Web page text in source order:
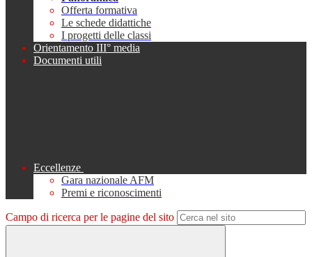
Offerta formativa
Le schede didattiche
I progetti delle classi
Orientamento III° media
Documenti utili
Eccellenze
Gara nazionale AFM
Premi e riconoscimenti
Campo di ricerca per le pagine del sito